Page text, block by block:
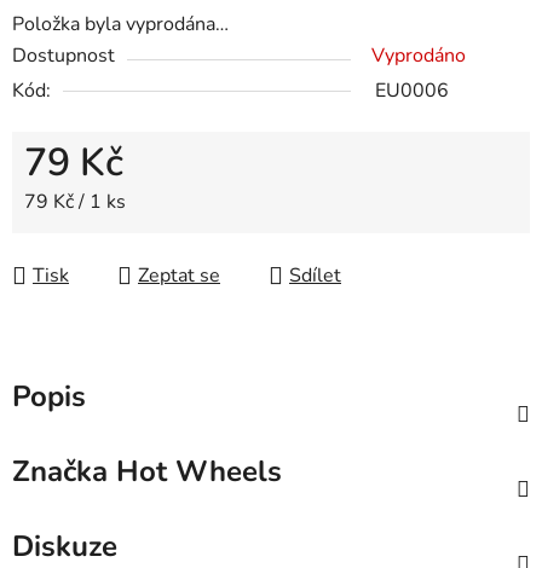
Položka byla vyprodána…
Dostupnost
Vyprodáno
Kód:
EU0006
79 Kč
Měrná cena:
79 Kč / 1 ks
Tisk Zeptat se Sdílet
Popis
Značka Hot Wheels
Diskuze